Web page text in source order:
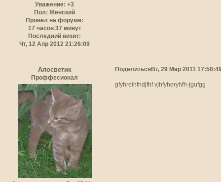
Уважение: +3
Пол: Женский
Провел на форуме:
17 часов 37 минут
Последний визит:
Чт, 12 Апр 2012 21:26:09
ПоделитьсяВт, 29 Мар 2011
Алосветик
Проффесионал
gfyhreihfhdjfhf vjhfyheryhfh-jgufgg